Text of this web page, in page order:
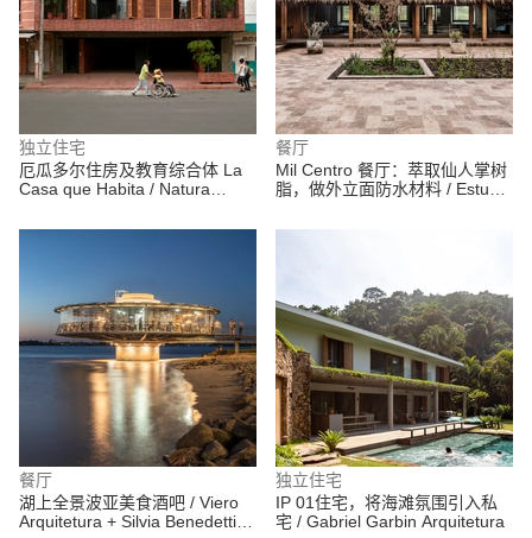
独立住宅
厄瓜多尔住房及教育综合体 La
Casa que Habita / Natura
餐厅
Mil Centro 餐厅：萃取仙人掌树
脂，做外立面防水材料 / Estudio
餐厅
湖上全景波亚美食酒吧 / Viero
Arquitetura + Silvia Benedetti
独立住宅
IP 01住宅，将海滩氛围引入私
宅 / Gabriel Garbin Arquitetura